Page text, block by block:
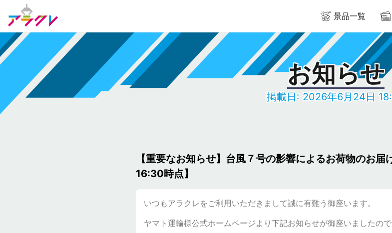
景品一覧
お知らせ
掲載日: 2026年6月24日
【重要なお知らせ】台風７号の影響によるお荷物のお
16:30時点】
いつもアラクレをご利用いただきまして誠に有難う御座います。
ヤマト運輸様公式ホームページより下記お知らせが御座いましたの